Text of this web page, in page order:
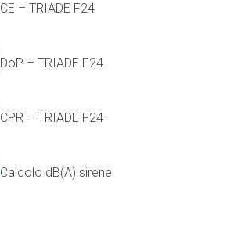
CE – TRIADE F24
DoP – TRIADE F24
CPR – TRIADE F24
Calcolo dB(A) sirene